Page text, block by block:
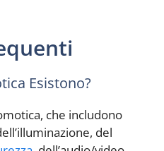
Esistono?
che includono
del